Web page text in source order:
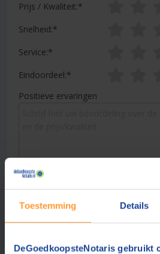
Toestemming Details
DeGoedkoopsteNotaris gebruikt
Prijs / Kwaliteit:
Snelheid:
Service:
Eindoordeel:
Positieve ervaringen